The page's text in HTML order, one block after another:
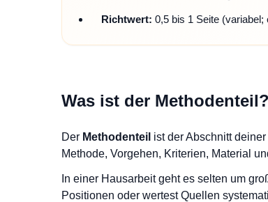
Richtwert: 0,5 bis 1 Seite
Was ist der Methodenteil?
Der Methodenteil ist der Abschnitt
Methode, Vorgehen, Kriterien, Material
In einer Hausarbeit geht es selten um
Positionen oder wertest Quellen